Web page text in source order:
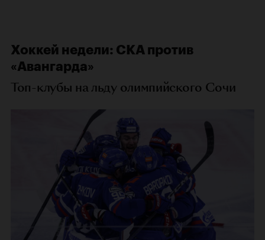
Хоккей недели: СКА против
«Авангарда»
Топ-клубы на льду олимпийского Сочи